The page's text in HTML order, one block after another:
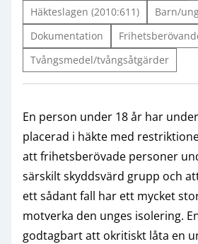
Häkteslagen (2010:611)
Barn/
Dokumentation
Tvångsmedel/tvångsåtgärder
En person under 18 år har
placerad i häkte med
att frihetsberövade personer
särskilt skyddsvärd grupp och
ett sådant fall har ett mycket
motverka den unges isolering.
godtagbart att okritiskt låta en